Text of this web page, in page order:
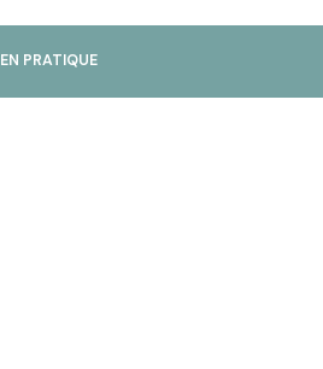
EN PRATIQUE